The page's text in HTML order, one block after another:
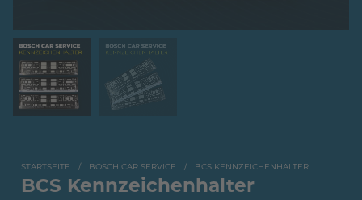
STARTSEITE / BOSCH CAR SERVICE / BCS KENNZEICHENHALTER
BCS Kennzeichenhalter